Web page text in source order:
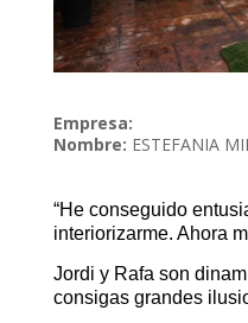
Empresa:
Nombre: ESTEFANIA
“He conseguido
interiorizarme. Ahora
Jordi y Rafa son
consigas grandes